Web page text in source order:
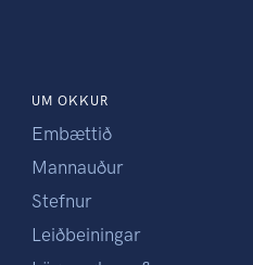
UM OKKUR
Embættið
Mannauður
Stefnur
Leiðbeiningar